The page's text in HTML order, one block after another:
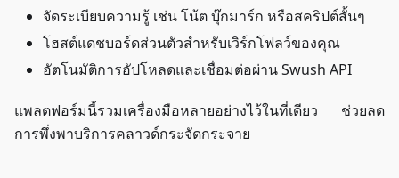
จัดระเบียบความรู้ เช่น โน้ต บุ๊กมาร์ก หรือสคริปต์สั้นๆ
โฮสต์แดชบอร์ดส่วนตัวสำหรับเวิร์กโฟลว์ของคุณ
อัตโนมัติการอัปโหลดและเชื่อมต่อผ่าน Swush API
แพลตฟอร์มนี้รวมเครื่องมือหลายอย่างไว้ในที่เดียว ช่วยลด
การพึ่งพาบริการคลาวด์กระจัดกระจาย